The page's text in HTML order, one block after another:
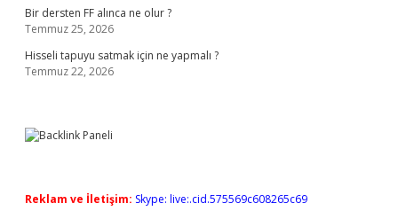
Bir dersten FF alınca ne olur ?
Temmuz 25, 2026
Hisseli tapuyu satmak için ne yapmalı ?
Temmuz 22, 2026
Reklam ve İletişim: Skype: live:.cid.575569c608265c69